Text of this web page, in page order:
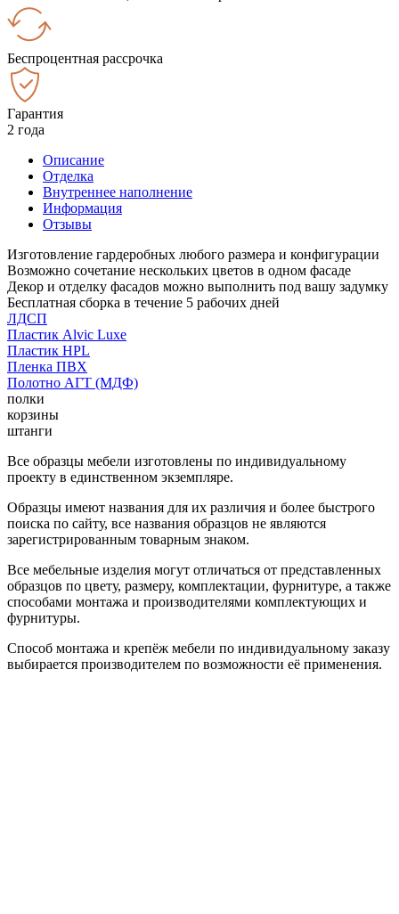
Беспроцентная рассрочка
Гарантия
2 года
Описание
Отделка
Внутреннее наполнение
Информация
Отзывы
Изготовление гардеробных любого размера и конфигурации
Возможно сочетание нескольких цветов в одном фасаде
Декор и отделку фасадов можно выполнить под вашу задумку
Бесплатная сборка в течение 5 рабочих дней
ЛДСП
Пластик Alvic Luxe
Пластик HPL
Пленка ПВХ
Полотно АГТ (МДФ)
полки
корзины
штанги
Все образцы мебели изготовлены по индивидуальному
проекту в единственном экземпляре.
Образцы имеют названия для их различия и более быстрого
поиска по сайту, все названия образцов не являются
зарегистрированным товарным знаком.
Все мебельные изделия могут отличаться от представленных
образцов по цвету, размеру, комплектации, фурнитуре, а также
способами монтажа и производителями комплектующих и
фурнитуры.
Способ монтажа и крепёж мебели по индивидуальному заказу
выбирается производителем по возможности её применения.